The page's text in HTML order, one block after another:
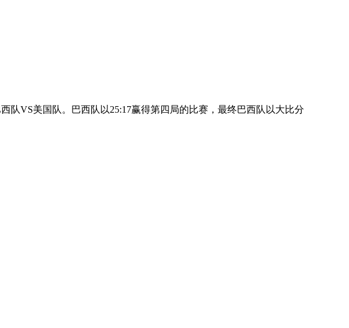
队VS美国队。巴西队以25:17赢得第四局的比赛，最终巴西队以大比分